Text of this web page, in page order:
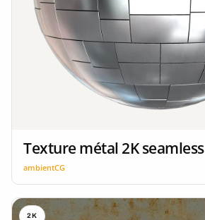
Texture métal 2K seamless
ambientCG
2K